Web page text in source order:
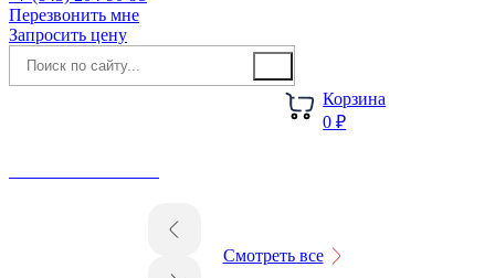
Перезвонить мне
Запросить цену
Корзина
0 ₽
Смотреть все